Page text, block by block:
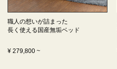
職人の想いが詰まった
長く使える 国産無垢ベッド
¥ 279,800 ~